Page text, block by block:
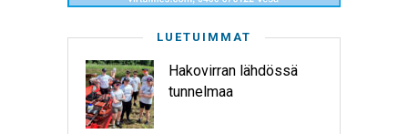
LUETUIMMAT
Hakovirran lähdössä
tunnelmaa